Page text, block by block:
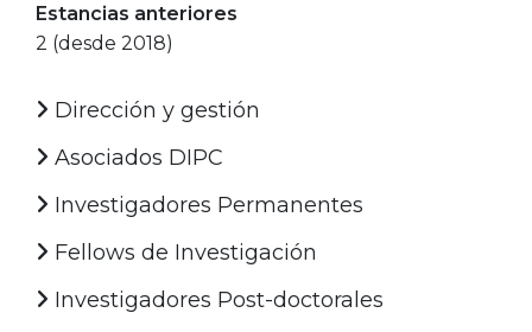
Estancias anteriores
2 (desde 2018)
Dirección y gestión
Asociados DIPC
Investigadores Permanentes
Fellows de Investigación
Investigadores Post-doctorales